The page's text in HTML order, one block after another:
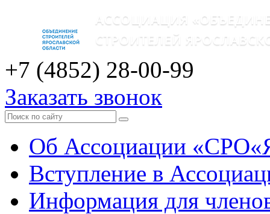
+7 (4852) 28-00-99
Заказать звонок
Об Ассоциации
Вступление в
Информация для